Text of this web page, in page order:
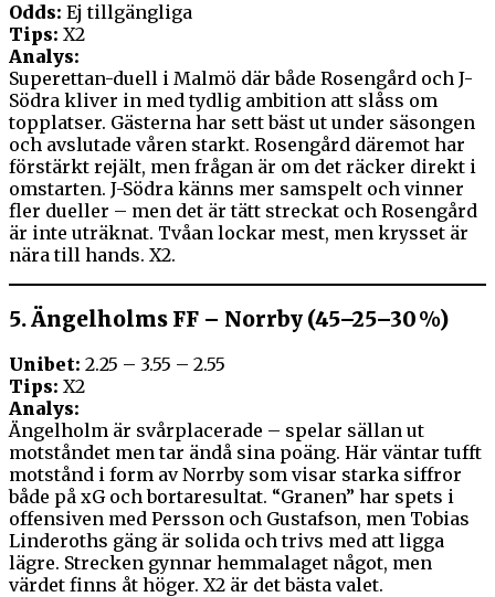
Odds: Ej tillgängliga
Tips: X2
Analys:
Superettan-duell i Malmö där både Rosengård och J-
Södra kliver in med tydlig ambition att slåss om
topplatser. Gästerna har sett bäst ut under säsongen
och avslutade våren starkt. Rosengård däremot har
förstärkt rejält, men frågan är om det räcker direkt i
omstarten. J-Södra känns mer samspelt och vinner
fler dueller – men det är tätt streckat och Rosengård
är inte uträknat. Tvåan lockar mest, men krysset är
nära till hands. X2.
5.Ängelholms FF – Norrby (45–25–30 %)
Unibet: 2.25 – 3.55 – 2.55
Tips: X2
Analys:
Ängelholm är svårplacerade – spelar sällan ut
motståndet men tar ändå sina poäng. Här väntar tufft
motstånd i form av Norrby som visar starka siffror
både på xG och bortaresultat. “Granen” har spets i
offensiven med Persson och Gustafson, men Tobias
Linderoths gäng är solida och trivs med att ligga
lägre. Strecken gynnar hemmalaget något, men
värdet finns åt höger. X2 är det bästa valet.